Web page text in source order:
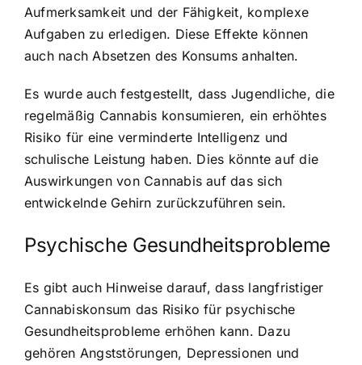
Aufmerksamkeit und der Fähigkeit, komplexe
Aufgaben zu erledigen. Diese Effekte können
auch nach Absetzen des Konsums anhalten.
Es wurde auch festgestellt, dass Jugendliche, die
regelmäßig Cannabis konsumieren, ein erhöhtes
Risiko für eine verminderte Intelligenz und
schulische Leistung haben. Dies könnte auf die
Auswirkungen von Cannabis auf das sich
entwickelnde Gehirn zurückzuführen sein.
Psychische Gesundheitsprobleme
Es gibt auch Hinweise darauf, dass langfristiger
Cannabiskonsum das Risiko für psychische
Gesundheitsprobleme erhöhen kann. Dazu
gehören Angststörungen, Depressionen und